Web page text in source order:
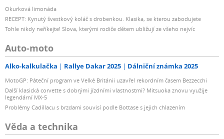
Okurková limonáda
RECEPT: Kynutý švestkový koláč s drobenkou. Klasika, se kterou zabodujete
Tohle nikdy neříkejte! Slova, kterými rodiče dětem ubližují ze všeho nejvíc
Auto-moto
Alko-kalkulačka Rallye Dakar 2025 Dálniční známka 2025
MotoGP: Páteční program ve Velké Británii uzavřel rekordním časem Bezzecchi
Další klasická corvette s dobrými jízdními vlastnostmi? Mitsuoka znovu využije
legendární MX-5
Problémy Cadillacu s brzdami souvisí podle Bottase s jejich chlazením
Věda a technika